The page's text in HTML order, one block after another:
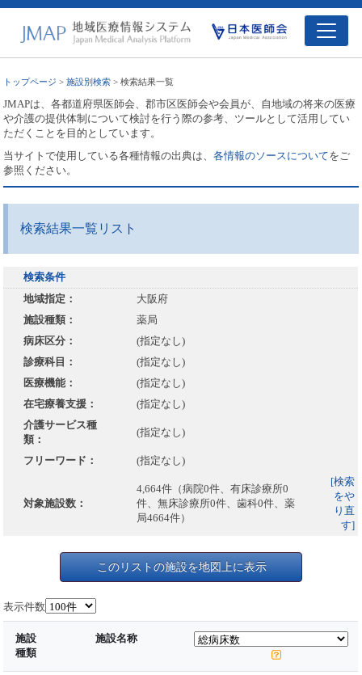
トップページ >施設別検索 > 検索結果一覧
JMAPは、各都道府県医師会、郡市区医師会や会員が、自地域の将来の医療
や介護の提供体制について検討を行う際の参考、ツールとして活用してい
ただくことを目的としています。
当サイトで使用している各種情報の出典は、各情報のソースについてをご
参照ください。
検索結果一覧リスト
検索条件
地域指定：
大阪府
施設種類：
薬局
病床区分：
(指定なし)
診療科目：
(指定なし)
医療機能：
(指定なし)
在宅療養支援：
(指定なし)
介護サービス種
類：
(指定なし)
フリーワード： (指定なし)
対象施設数：
4,664件（病院0件、有床診療所0
件、無床診療所0件、歯科0件、薬
局4664件）
[検索
をや
り直
す]
このリストの施設を地図上に表示
表示件数
施設
種類
施設名称